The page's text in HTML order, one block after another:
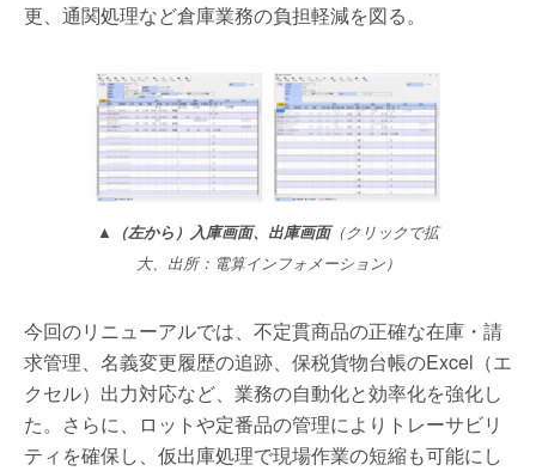
更、通関処理など倉庫業務の負担軽減を図る。
▲ （左から）入庫画面、出庫画面（クリックで拡
大、出所：電算インフォメーション）
今回のリニューアルでは、不定貫商品の正確な在庫・請
求管理、名義変更履歴の追跡、保税貨物台帳のExcel（エ
クセル）出力対応など、業務の自動化と効率化を強化し
た。さらに、ロットや定番品の管理によりトレーサビリ
ティを確保し、仮出庫処理で現場作業の短縮も可能にし